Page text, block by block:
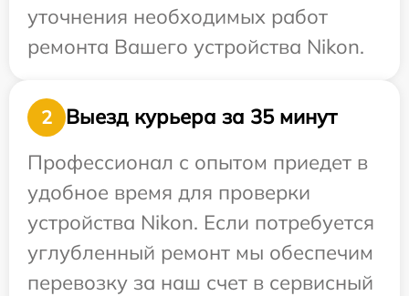
уточнения необходимых работ
ремонта Вашего устройства Nikon.
2
Выезд курьера за 35 минут
Профессионал с опытом приедет в
удобное время для проверки
устройства Nikon. Если потребуется
углубленный ремонт мы обеспечим
перевозку за наш счет в сервисный